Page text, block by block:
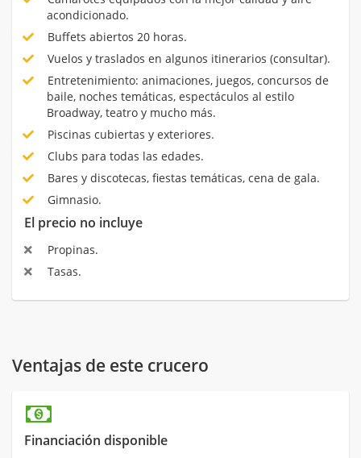
acondicionado.
Buffets abiertos 20 horas.
Vuelos y traslados en algunos itinerarios (consultar).
Entretenimiento: animaciones, juegos, concursos de
baile, noches temáticas, espectáculos al estilo
Broadway, teatro y mucho más.
Piscinas cubiertas y exteriores.
Clubs para todas las edades.
Bares y discotecas, fiestas temáticas, cena de gala.
Gimnasio.
El precio no incluye
Propinas.
Tasas.
Ventajas de este crucero
Financiación disponible